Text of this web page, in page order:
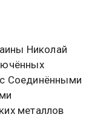
Николай
Соединёнными
металлов